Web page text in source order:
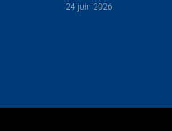
24 juin 2026